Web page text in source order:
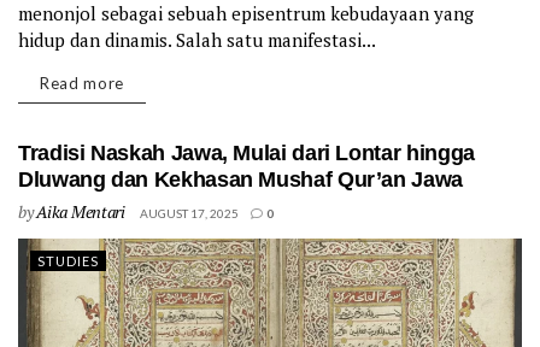
menonjol sebagai sebuah episentrum kebudayaan yang
hidup dan dinamis. Salah satu manifestasi...
Read moreDetails
Tradisi Naskah Jawa, Mulai dari Lontar hingga
Dluwang dan Kekhasan Mushaf Qur’an Jawa
byAika Mentari AUGUST 17, 2025 0
STUDIES